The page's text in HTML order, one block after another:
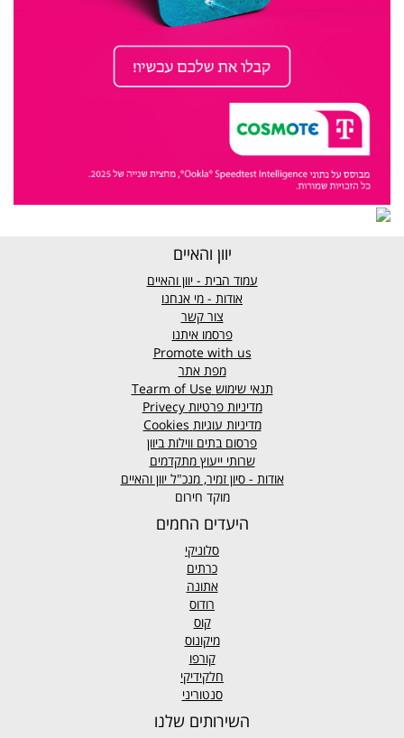
יוון והאיים
עמוד הבית - יוון והאיים
אודות - מי אנחנו
צור קשר
פרסמו איתנו
Promote with us
מפת אתר
תנאי שימוש
מדיניות פרטיות Privecy
מדיניות עוגיות Cookies
פרסום בתים ווילות ביוון
שרותי ייעוץ מתקדמים
אודות - סיון זמיר, מנכ"ל יוון והאיים
מוקד חירום
היעדים החמים
סלוניקי
כרתים
אתונה
רודוס
קוס
מיקונוס
קורפו
חלקידיקי
סנטוריני
השירותים שלנו